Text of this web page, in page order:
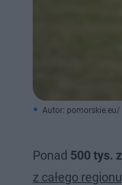
Autor:
Ponad 500 tys.
z całego